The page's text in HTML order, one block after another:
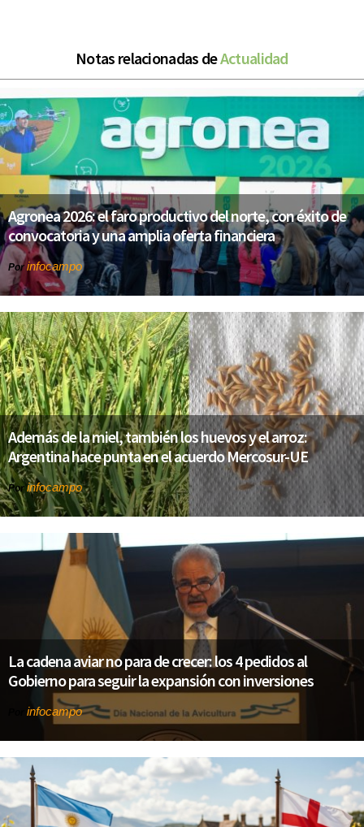
Notas relacionadas deActualidad
Agronea 2026: el faro productivo del norte, con éxito de
convocatoria y una amplia oferta financiera
Por infocampo
Además de la miel, también los huevos y el arroz:
Argentina hace punta en el acuerdo Mercosur-UE
Por infocampo
La cadena aviar no para de crecer: los 4 pedidos al
Gobierno para seguir la expansión con inversiones
infocampo